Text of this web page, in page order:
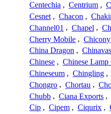
Centechia , Centrium ,
Cesnet , Chacon ,
Channel01 , Chapel ,
Cherry Mobile , Chicony
China Dragon ,
Chinese , Chinese Lamp
Chineseum , Chingling ,
Chongro , Chortau ,
Chubb , Ciana Exports ,
Cip , Cipem , Ciqurix ,